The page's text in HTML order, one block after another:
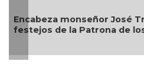
de Alcalde de Úrsulo